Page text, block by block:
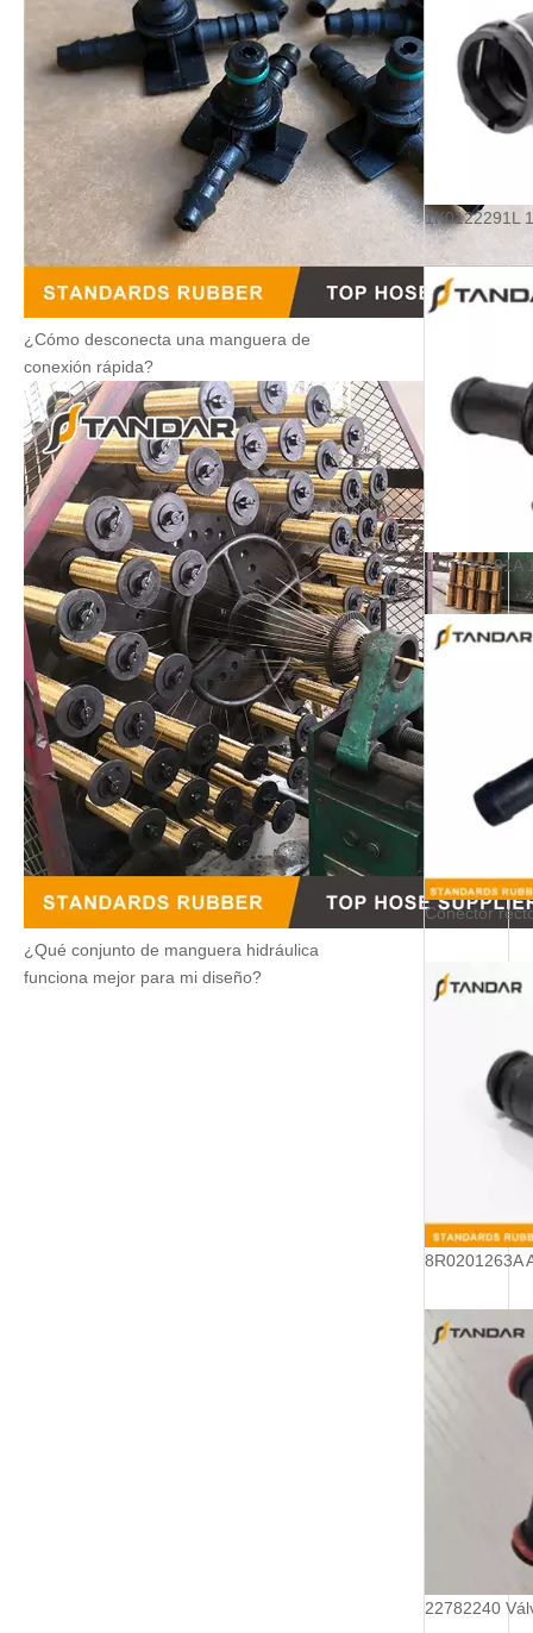
¿Cómo desconecta una manguera de
conexión rápida?
¿Qué conjunto de manguera hidráulica
funciona mejor para mi diseño?